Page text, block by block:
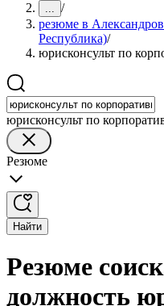
... /
резюме в
Республика)/
юрисконсульт по
юрисконсульт по
Резюме
Найти
Резюме
должность